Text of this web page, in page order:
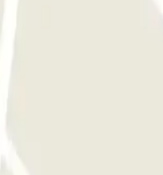
do parque de estacionamento uma vez.
rede de parques de estacionamento deste